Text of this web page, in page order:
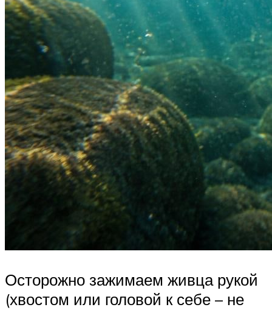
Осторожно зажимаем живца рукой
(хвостом или головой к себе – не